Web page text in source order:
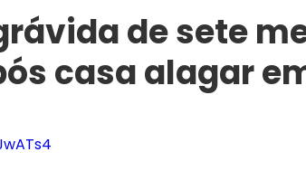
de sete
casa alagar